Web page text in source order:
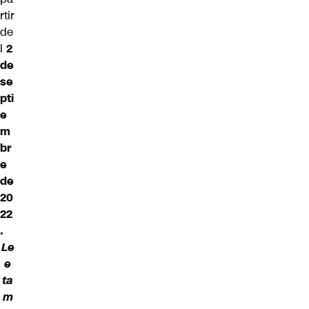
rtir
de
l 2
de
se
pti
e
m
br
e
de
20
22
.
Le
e
ta
m